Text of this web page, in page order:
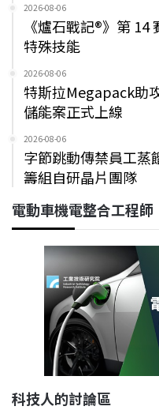
2026-08-06
《爐石戰記®》第
特殊技能
2026-08-06
特斯拉Megapack助
儲能案正式上線
2026-08-06
字節跳動傳禁員工
籌組自研晶片團隊
電動車機電整合工程師
科技人的討論區